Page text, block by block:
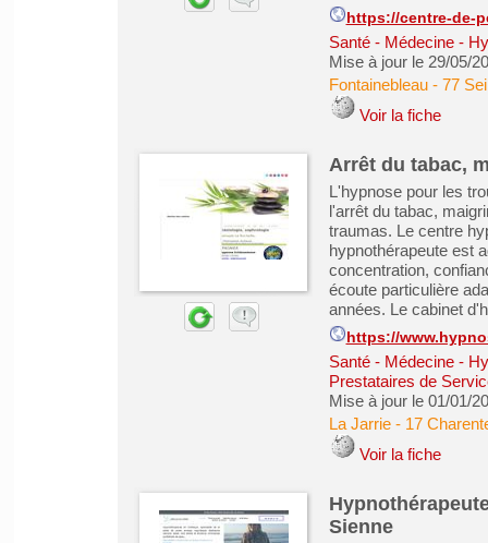
https://centre-de-
Santé - Médecine -
Mise à jour le 29/05/
Fontainebleau- 77
Voir la fiche
Arrêt du tabac,
L'hypnose pour les
l'arrêt du tabac,
traumas. Le centre
hypnothérapeute est
concentration,
écoute particulière
années. Le cabinet
https://
Santé - Médecine -
Prestataires de
Mise à jour le 01/01/
La Jarrie- 17
Voir la fiche
Sienne